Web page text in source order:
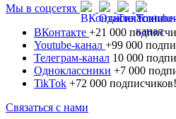
Мы в соцсетях
ВКонтакте +21 000
Youtube-канал +99 000
Телеграм-канал 10 000
Одноклассники +7 000
TikTok +72 000 подписчиков!
Связаться с нами